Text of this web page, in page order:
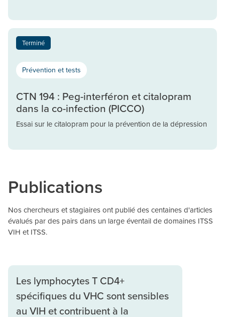
Terminé
Prévention et tests
CTN 194 : Peg-interféron et citalopram
dans la co-infection (PICCO)
Essai sur le citalopram pour la prévention de la dépression
Publications
Nos chercheurs et stagiaires ont publié des centaines d'articles
évalués par des pairs dans un large éventail de domaines ITSS
VIH et ITSS.
Les lymphocytes T CD4+
spécifiques du VHC sont sensibles
au VIH et contribuent à la